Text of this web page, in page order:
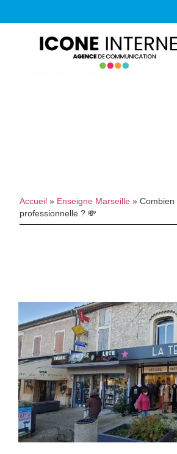
Accueil » Enseigne Marseille » Combien
professionnelle ? 💸